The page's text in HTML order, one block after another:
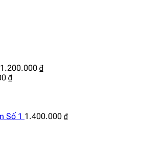
1.200.000 ₫
₫
Số 1 1.400.000 ₫